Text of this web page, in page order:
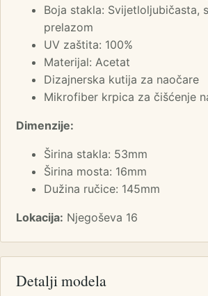
Boja stakla: Svijetloljubičasta,
prelazom
UV zaštita: 100%
Materijal: Acetat
Dizajnerska kutija za naočare
Mikrofiber krpica za čišćenje
Dimenzije:
Širina stakla: 53mm
Širina mosta: 16mm
Dužina ručice: 145mm
Lokacija: Njegoševa 16
Detalji modela